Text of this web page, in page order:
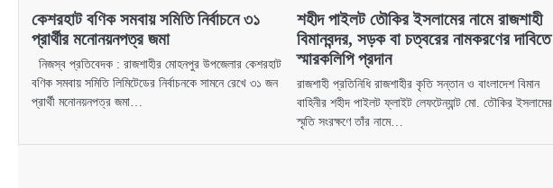
কেশরহাট বণিক সমবায় সমিতি নির্বাচনে ৩১
প্রার্থীর মনোনয়নপত্র জমা
নিজস্ব প্রতিবেদক : রাজশাহীর মোহনপুর উপজেলার কেশরহাট
বণিক সমবায় সমিতি লিমিটেডের নির্বাচনকে সামনে রেখে ৩১ জন
প্রার্থী মনোনয়নপত্র জমা…
শহীদ পাইলট তৌকির ইসলামের নামে রাজশাহী
বিমানবন্দর, সড়ক বা চত্বরের নামকরণের দাবিতে
স্মারকলিপি প্রদান
রাজশাহী প্রতিনিধি রাজশাহীর কৃতি সন্তান ও বাংলাদেশ বিমান
বাহিনীর শহীদ পাইলট ফ্লাইট লেফটেন্যান্ট মো. তৌকির ইসলামের
স্মৃতি সংরক্ষণে তাঁর নামে…